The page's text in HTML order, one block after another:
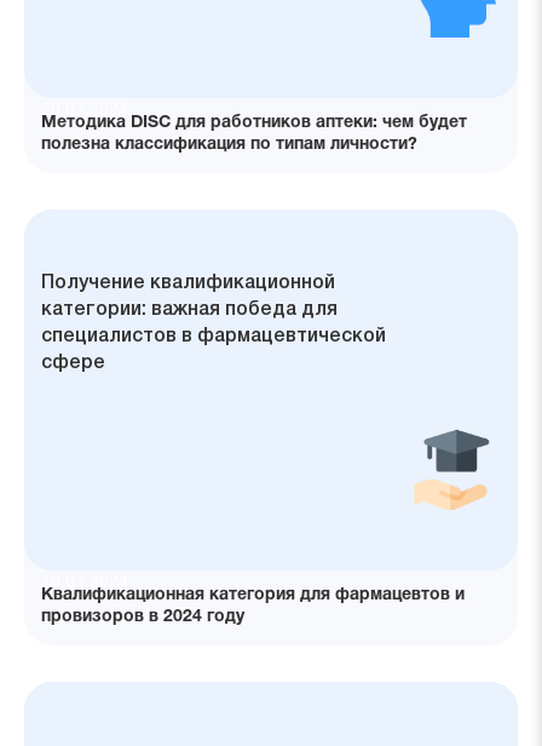
Методика DISC для работников аптеки: чем будет
полезна классификация по типам личности?
Аттестация фармацевтов для
получения квалификационной
категории: новинка 2024 года
Ступени профессионального роста:
от второй к высшей категории
Личный опыт — главный критерий
Шаги к успеху: как повысить шансы
на получение желаемой категории
Экспертная группа: основной
исполнительный орган аттестации
и его задачи
Получение квалификационной
категории: важная победа для
специалистов в фармацевтической
сфере
Квалификационная категория для фармацевтов и
провизоров в 2024 году